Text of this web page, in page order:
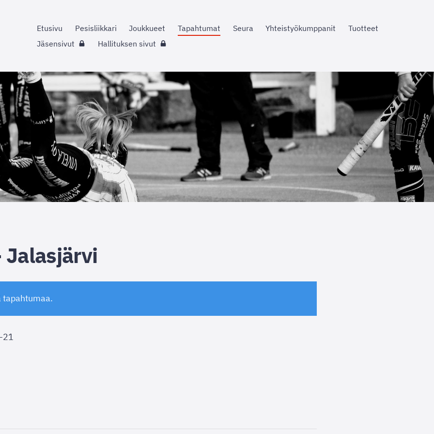
Etusivu Pesisliikkari Joukkueet Tapahtumat Seura Yhteistyökumppanit
Tuotteet
Jäsensivut
Hallituksen sivut
Jalasjärvi
tapahtumaa.
21